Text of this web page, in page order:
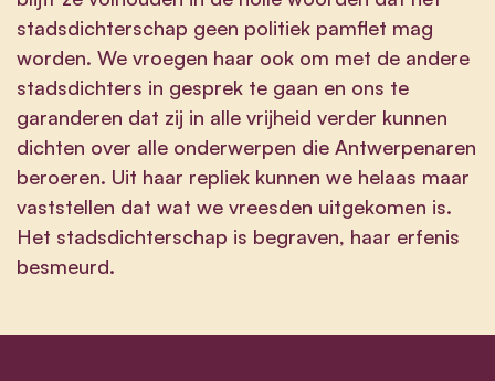
stadsdichterschap geen politiek pamflet mag
worden. We vroegen haar ook om met de andere
stadsdichters in gesprek te gaan en ons te
garanderen dat zij in alle vrijheid verder kunnen
dichten over alle onderwerpen die Antwerpenaren
beroeren. Uit haar repliek kunnen we helaas maar
vaststellen dat wat we vreesden uitgekomen is.
Het stadsdichterschap is begraven, haar erfenis
besmeurd.